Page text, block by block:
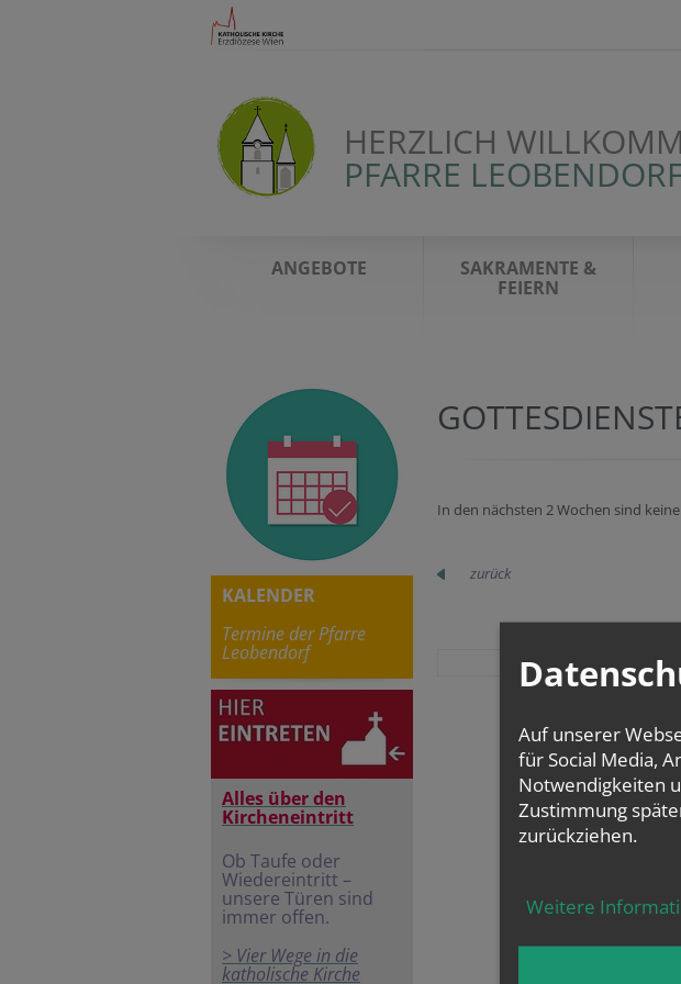
HERZLICH
PFARRE
ANGEBOTE
SAKRAMENTE &
FEIERN
KALENDER
Termine der Pfarre
Leobendorf
Alles über den
Kircheneintritt
Ob Taufe oder
Wiedereintritt –
unsere Türen sind
immer offen.
> Vier Wege in die
katholische Kirche
In den nächsten 2 Wochen sind
zurück
teilen
Auf unserer
für Social Media,
Notwendigkeiten
Zustimmung
zurückziehen.
Weitere